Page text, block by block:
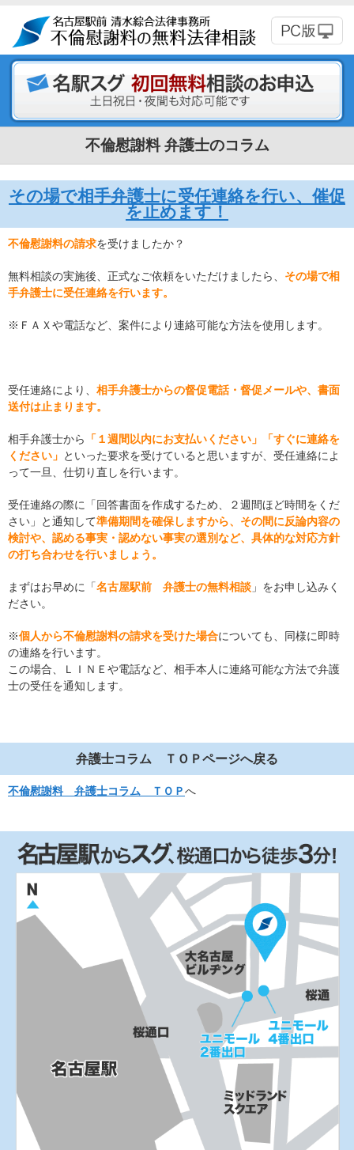
不倫慰謝料 弁護士のコラム
その場で相手弁護士に受任連絡を行い、催促
を止めます！
不倫慰謝料の請求を受けましたか？
無料相談の実施後、正式なご依頼をいただけましたら、 その場で相
手弁護士に受任連絡を行います。
※ＦＡＸや電話など、案件により連絡可能な方法を使用します。
受任連絡により、 相手弁護士からの督促電話・督促メールや、書面
送付は止まります。
相手弁護士から
「１週間以内にお支払いください」「すぐに連絡を
ください」 といった要求を受けていると思いますが、受任連絡によ
って一旦、仕切り直しを行います。
受任連絡の際に「回答書面を作成するため、２週間ほど時間をくだ
さい」と通知して準備期間を確保しますから、その間に反論内容の
検討や、認める事実・認めない事実の選別など、具体的な対応方針
の打ち合わせを行いましょう。
まずはお早めに「名古屋駅前 弁護士の無料相談 」をお申し込みく
ださい。
※個人から不倫慰謝料の請求を受けた場合についても、同様に即時
の連絡を行います。
この場合、ＬＩＮＥや電話など、相手本人に連絡可能な方法で弁護
士の受任を通知します。
弁護士コラム ＴＯＰページへ戻る
不倫慰謝料 弁護士コラム ＴＯＰへ